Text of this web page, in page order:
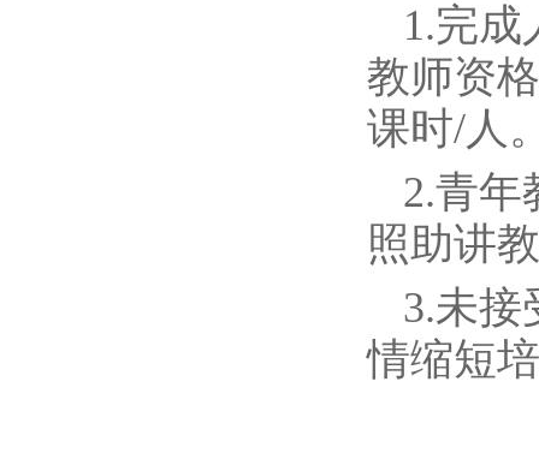
1.完
教师资
课时/人
2.青年
照助讲
3.未接
情缩短